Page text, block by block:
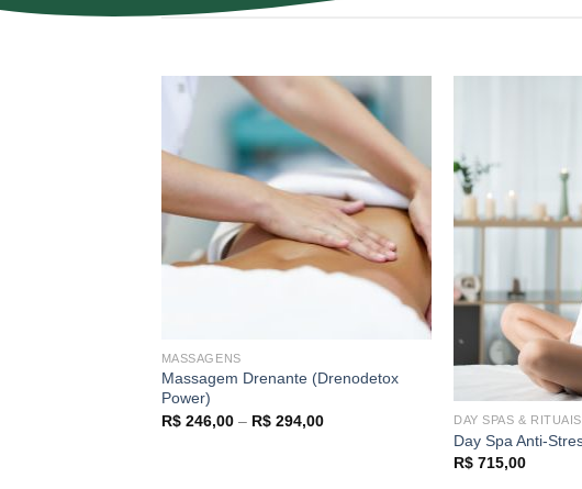
MASSAGENS
Massagem Drenante (Drenodetox
Power)
R$246,00 – R$294,00Price
DAY SPAS & RITUAIS
Day Spa Anti-
R$ 715,00